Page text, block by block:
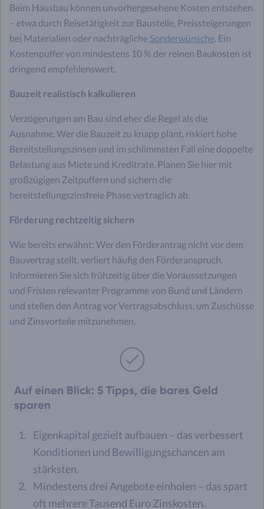
Beim Hausbau können unvorhergesehene Kosten entstehen
– etwa durch Reisetätigkeit zur Baustelle, Preissteigerungen
bei Materialien oder nachträgliche Sonderwünsche. Ein
Kostenpuffer von mindestens 10 % der reinen Baukosten ist
dringend empfehlenswert.
Bauzeit realistisch kalkulieren
Verzögerungen am Bau sind eher die Regel als die
Ausnahme. Wer die Bauzeit zu knapp plant, riskiert hohe
Bereitstellungszinsen und im schlimmsten Fall eine doppelte
Belastung aus Miete und Kreditrate. Planen Sie hier mit
großzügigen Zeitpuffern und sichern die
bereitstellungszinsfreie Phase vertraglich ab.
Förderung rechtzeitig sichern
Wie bereits erwähnt: Wer den Förderantrag nicht vor dem
Bauvertrag stellt, verliert häufig den Förderanspruch.
Informieren Sie sich frühzeitig über die Voraussetzungen
und Fristen relevanter Programme von Bund und Ländern
und stellen den Antrag vor Vertragsabschluss, um Zuschüsse
und Zinsvorteile mitzunehmen.
Auf einen Blick: 5 Tipps, die bares Geld
sparen
Eigenkapital gezielt aufbauen – das verbessert
Konditionen und Bewilligungschancen am
stärksten.
Mindestens drei Angebote einholen – das spart
oft mehrere Tausend Euro Zinskosten.